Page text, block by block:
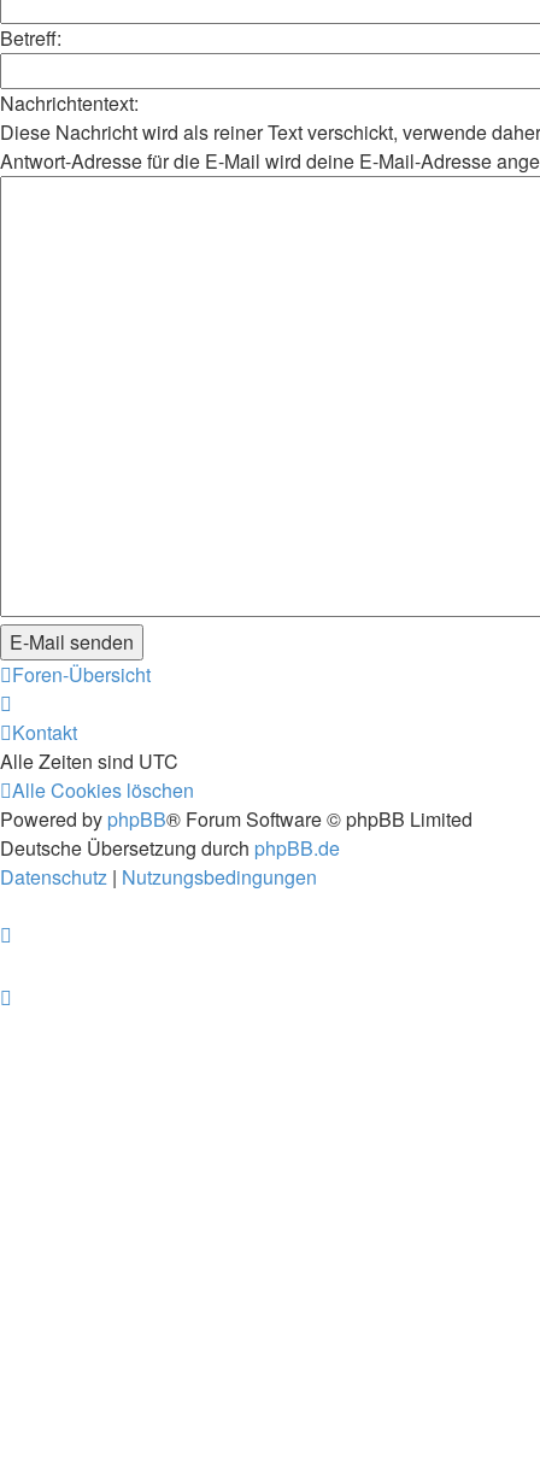
Betreff:
Nachrichtentext:
Diese Nachricht wird als reiner Text verschickt, verwende
Antwort-Adresse für die E-Mail wird deine E-Mail-Adresse
Foren-Übersicht
Kontakt
Alle Zeiten sind UTC
Alle Cookies löschen
Powered by phpBB® Forum Software © phpBB Limited
Deutsche Übersetzung durch phpBB.de
Datenschutz | Nutzungsbedingungen